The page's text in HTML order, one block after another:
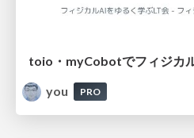
you
PRO